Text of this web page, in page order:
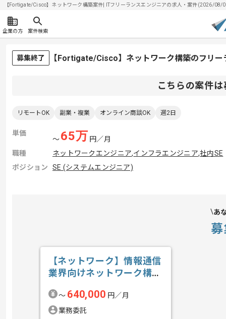
【Fortigate/Cisco】ネットワーク構築案件| ITフリーランスエンジニアの求人・案件(2026/08/
企業の方 案件検索
募集終了 【Fortigate/Cisco】ネットワーク構築のフリー
こちらの案件
リモートOK 副業・複業 オンライン商談OK 週2日
単価
〜65万 円／月
職種
ネットワークエンジニア,インフラエンジニア,社内SE
ポジション
SE (システムエンジニア)
あ
【ネットワーク】情報通信
業界向けネットワーク構築
〜 640,000 円／月
業務委託